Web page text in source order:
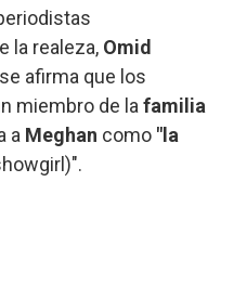
la realeza, Omid
se afirma que los
miembro de la familia
a Meghan como "la